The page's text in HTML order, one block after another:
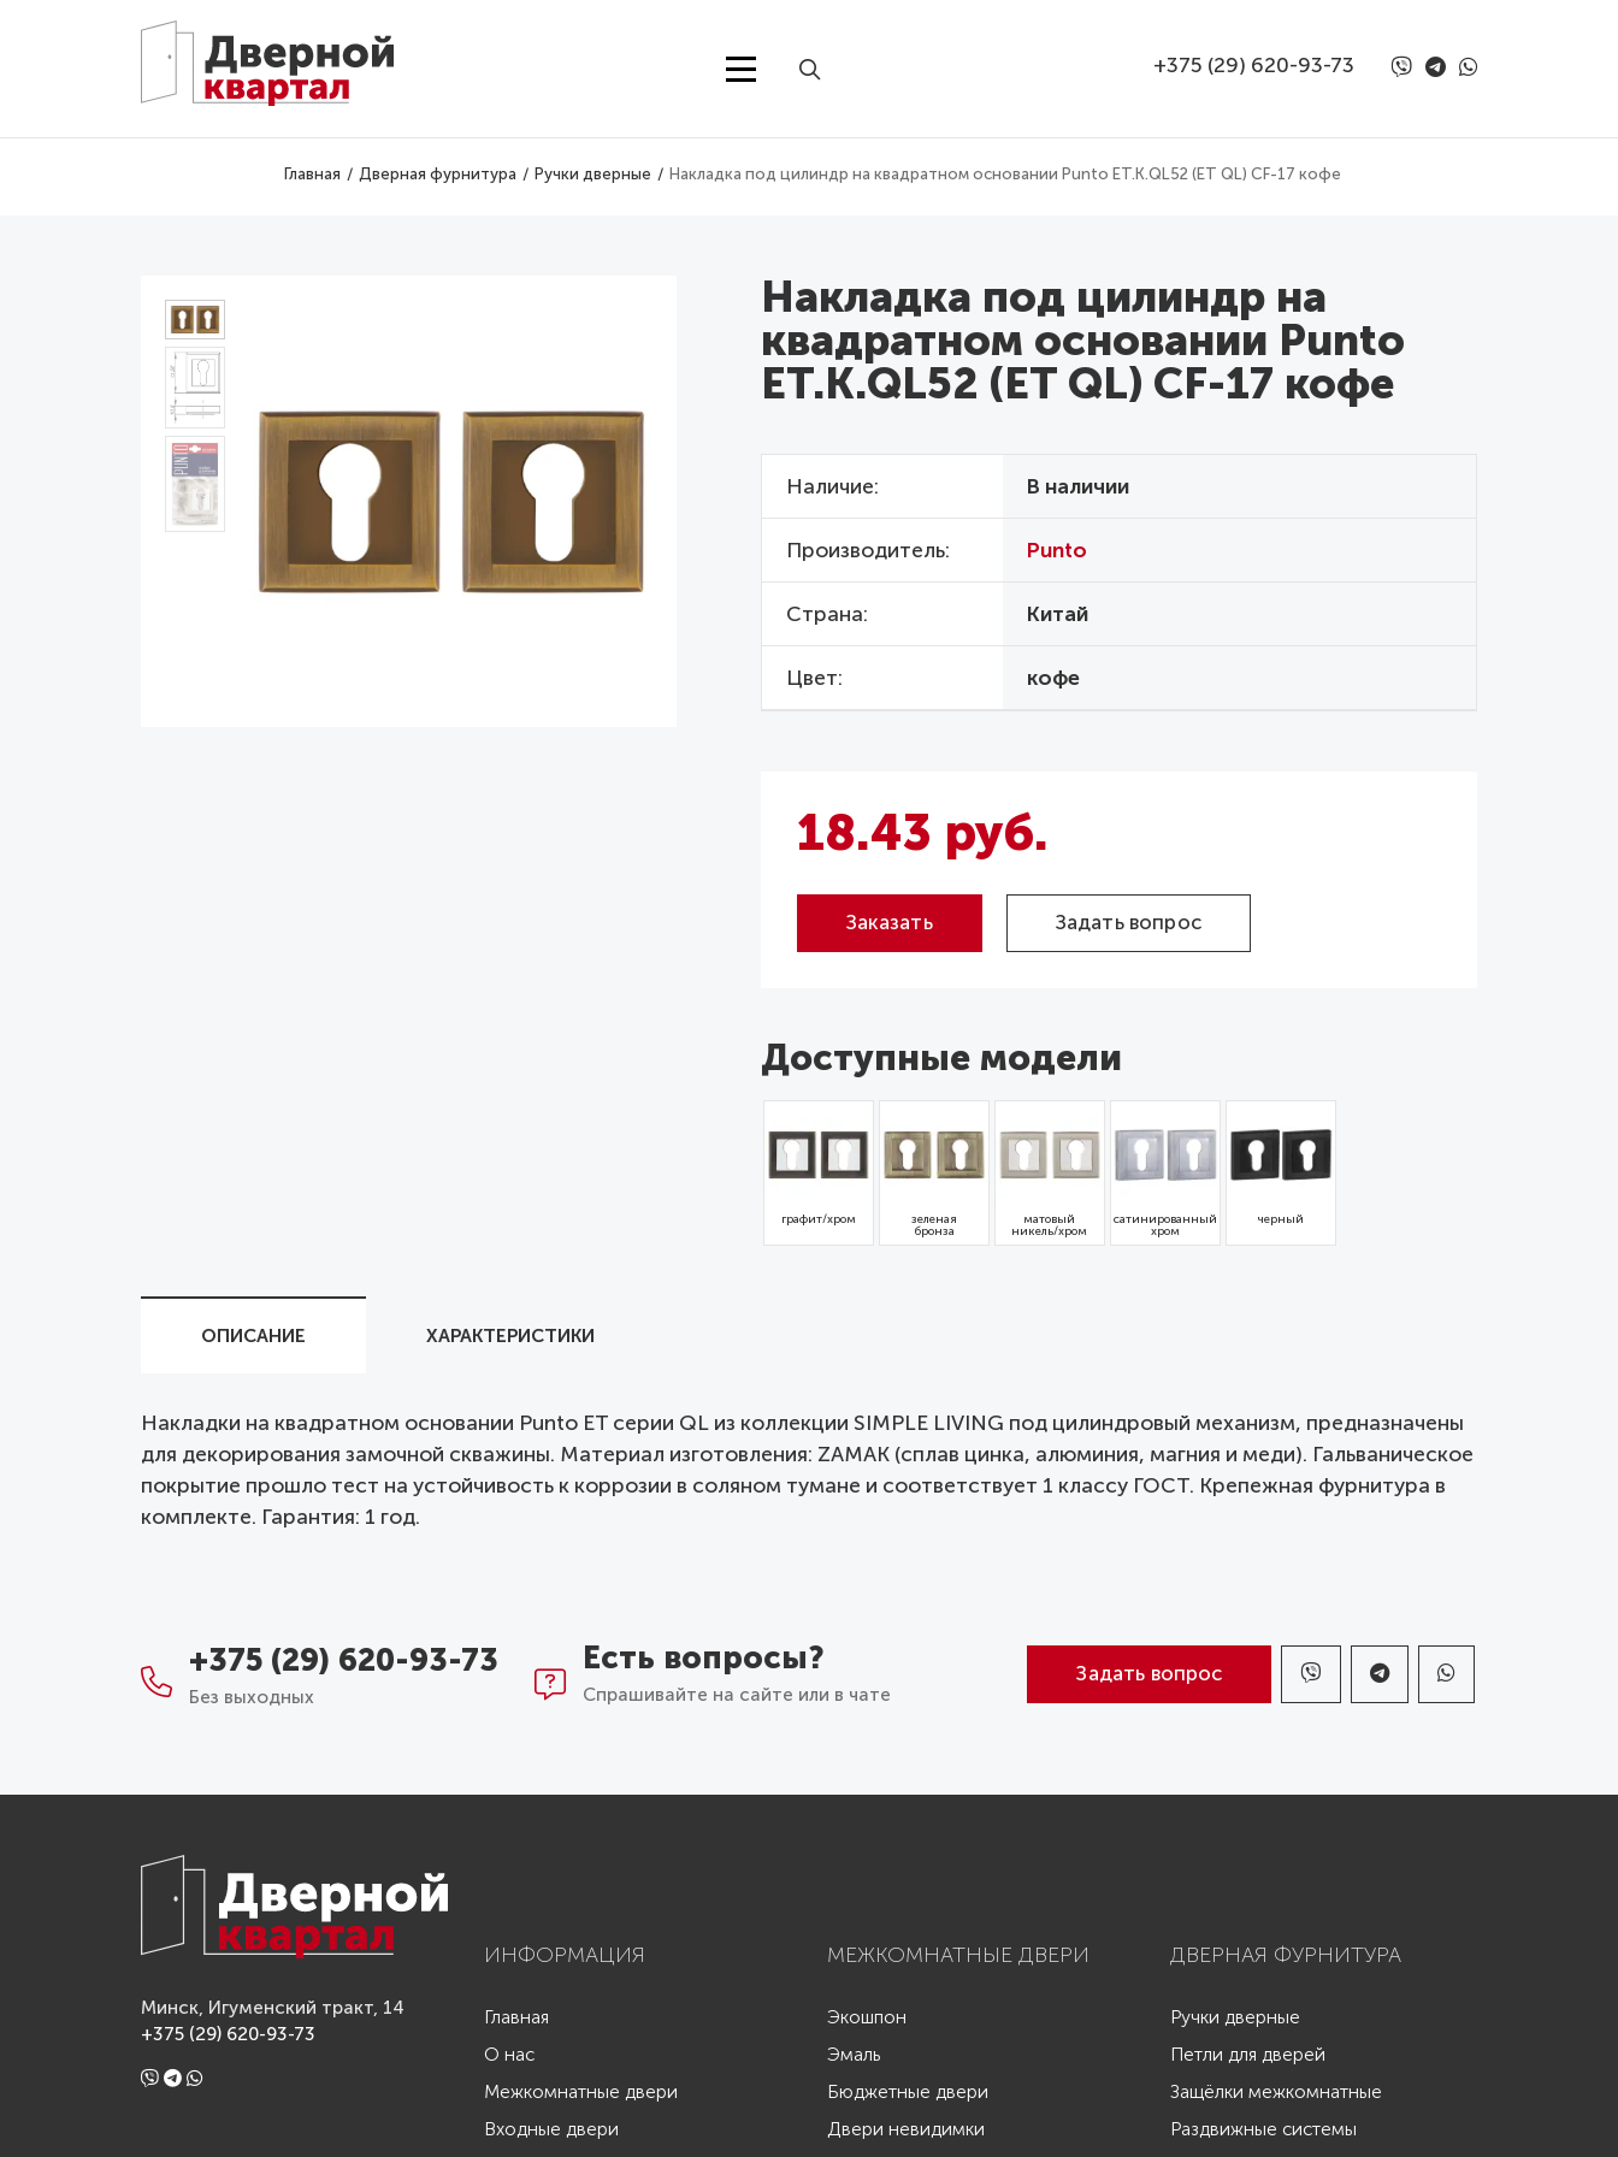
+375 (29) 620-93-73
Главная Дверная фурнитура Ручки дверные Накладка под цилиндр на квадратном основании Punto ET.K.QL52 (ET QL) CF-17 кофе
Накладка под цилиндр на
квадратном основании Punto
ET.K.QL52 (ET QL) CF-17 кофе
Наличие В наличии
Производитель Punto
Страна Китай
Цвет кофе
18.43 руб.
Заказать Задать вопрос
Доступные модели
графит/хром
зеленая
бронза
матовый
никель/хром
сатинированный
хром
черный
ОПИСАНИЕ ХАРАКТЕРИСТИКИ
Накладки на квадратном основании Punto ET серии QL из коллекции SIMPLE LIVING под цилиндровый механизм, предназначены
для декорирования замочной скважины. Материал изготовления: ZAMAK (сплав цинка, алюминия, магния и меди). Гальваническое
покрытие прошло тест на устойчивость к коррозии в соляном тумане и соответствует 1 классу ГОСТ. Крепежная фурнитура в
комплекте. Гарантия: 1 год.
+375 (29) 620-93-73
Без выходных
Есть вопросы?
Спрашивайте на сайте или в чате
Задать вопрос
Минск, Игуменский тракт, 14
+375 (29) 620-93-73
ИНФОРМАЦИЯ
Главная
О нас
Межкомнатные двери
Входные двери
МЕЖКОМНАТНЫЕ ДВЕРИ
Экошпон
Эмаль
Бюджетные двери
Двери невидимки
ДВЕРНАЯ ФУРНИТУРА
Ручки дверные
Петли для дверей
Защёлки межкомнатные
Раздвижные системы